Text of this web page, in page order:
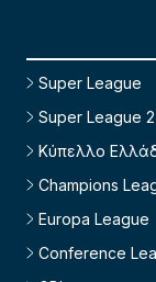
Super League
Super League 2
Κύπελλο
Champions
Europa League
Conference